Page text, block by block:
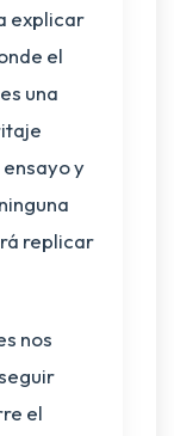
explicar
el
una
y
replicar
nos
el